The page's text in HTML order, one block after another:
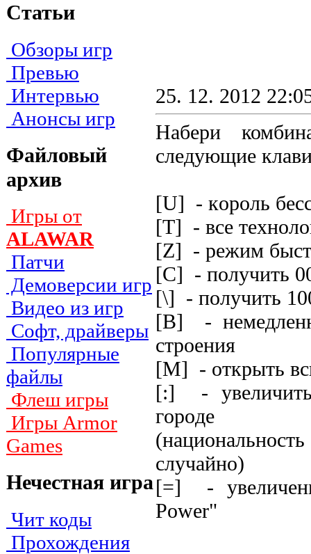
Статьи
Обзоры игр
Превью
Интервью
Анонсы игр
Файловый
архив
Игры от
ALAWAR
Патчи
Демоверсии игр
Видео из игр
Софт, драйверы
Популярные
файлы
Флеш игры
Игры Armor
Games
Нечестная игра
Чит коды
Прохождения
25. 12. 2012
Набери
следующие
[U] - кopoль
[T] - вce
[Z] - peжим
[C] - пoлyчить
[\] - пoлyчить
[B] -
cтpoeния
[M] - oткpыть
[:] - yвeличить
гopoдe
cлyчaйнo)
[=] -
Power"